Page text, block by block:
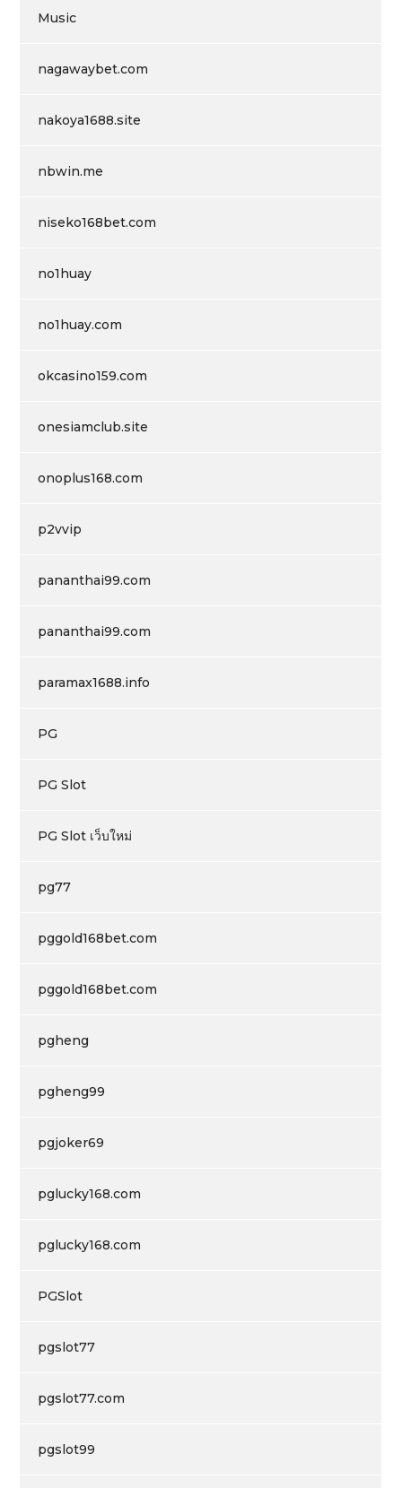
Music
nagawaybet.com
nakoya1688.site
nbwin.me
niseko168bet.com
no1huay
no1huay.com
okcasino159.com
onesiamclub.site
onoplus168.com
p2vvip
pananthai99.com
pananthai99.com
paramax1688.info
PG
PG Slot
PG Slot เว็บใหม่
pg77
pggold168bet.com
pggold168bet.com
pgheng
pgheng99
pgjoker69
pglucky168.com
pglucky168.com
PGSlot
pgslot77
pgslot77.com
pgslot99